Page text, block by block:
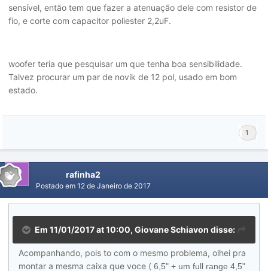
sensível, então tem que fazer a atenuação dele com resistor de
fio, e corte com capacitor poliester 2,2uF.
woofer teria que pesquisar um que tenha boa sensibilidade.
Talvez procurar um par de novik de 12 pol, usado em bom
estado.
1
rafinha2
Postado em 12 de Janeiro de 2017
Em 11/01/2017 at 10:00, Giovane Schiavon disse:
Acompanhando, pois to com o mesmo problema, olhei pra
montar a mesma caixa que voce ( 6,5" + um full range 4,5"